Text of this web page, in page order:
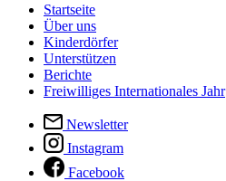
Startseite
Über uns
Kinderdörfer
Unterstützen
Berichte
Freiwilliges Internationales Jahr
Newsletter
Instagram
Facebook